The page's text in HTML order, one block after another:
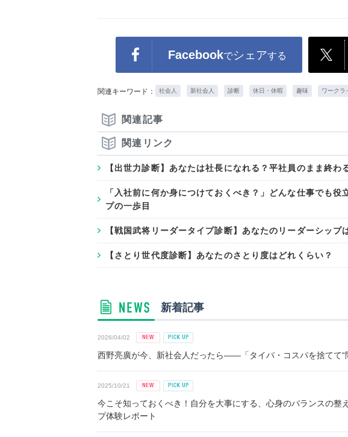
Facebookでシェアする
関連キーワード： 社会人 新社会人 診断 休日・休暇 趣味 ワークラ
関連記事
関連リンク
【出世力診断】あなたは社長になれる？平社員のまま終わ
「入社前に何か身につけておくべき？」どんな仕事でも
プの一歩目
【戦国武将リーダータイプ診断】あなたのリーダーシップ
【さとり世代度診断】あなたのさとり度はどれくらい？
新着記事
2026/04/02
西野亮廣が今、新社会人だったら――「タイパ・コスパを捨てて“
2025/10/21
今こそ知っておくべき！自分を大事にする、心身のバランスの整
プ体験レポート